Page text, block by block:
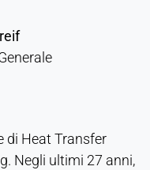
di Heat Transfer
Negli ultimi 27 anni,